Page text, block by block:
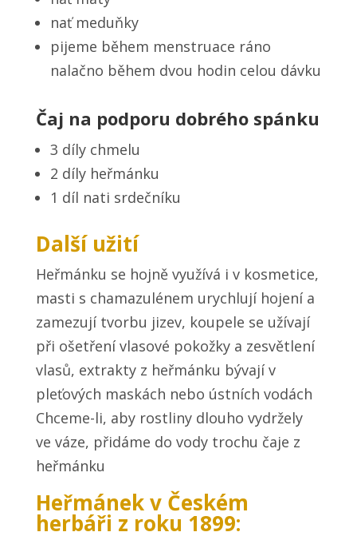
nať meduňky
pijeme během menstruace ráno
nalačno během dvou hodin celou dávku
Čaj na podporu dobrého spánku
3 díly chmelu
2 díly heřmánku
1 díl nati srdečníku
Další užití
Heřmánku se hojně využívá i v kosmetice,
masti s chamazulénem urychlují hojení a
zamezují tvorbu jizev, koupele se užívají
při ošetření vlasové pokožky a zesvětlení
vlasů, extrakty z heřmánku bývají v
pleťových maskách nebo ústních vodách
Chceme-li, aby rostliny dlouho vydržely
ve váze, přidáme do vody trochu čaje z
heřmánku
Heřmánek v Českém
herbáři z roku 1899: